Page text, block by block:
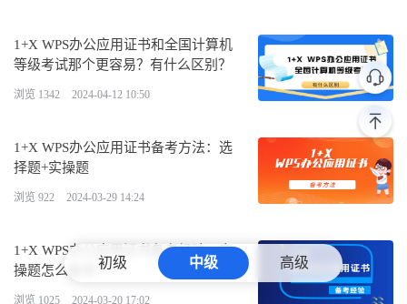
初级 中级 高级
1+X WPS办公应用证书和全国计算机
等级考试那个更容易？有什么区别？
浏览 1342 2024-04-12 10:50
1+X WPS办公应用证书备考方法：选
择题+实操题
浏览 922 2024-03-29 14:24
1+X WPS办公应用证书备考经验：实
操题怎么备考？
浏览 1025 2024-03-20 17:02